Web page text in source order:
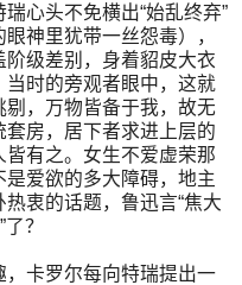
心头不免横出“始乱终弃”
神里犹带一丝怨毒），
级差别，身着貂皮大衣
时的旁观者眼中，这就
，万物皆备于我，故无
房，居下者求进上层的
有之。女生不爱虚荣那
爱欲的多大障碍，地主
衷的话题，鲁迅言“焦大
？
卡罗尔每向特瑞提出一